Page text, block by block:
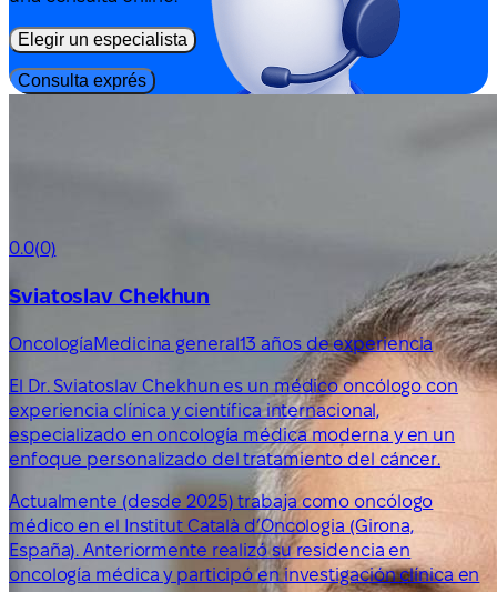
Elegir un especialista
Consulta exprés
0.0(0)
Sviatoslav Chekhun
Oncología Medicina general13 años de experiencia
El Dr. Sviatoslav Chekhun es un médico oncólogo con
experiencia clínica y científica internacional,
especializado en oncología médica moderna y en un
enfoque personalizado del tratamiento del cáncer.
Actualmente (desde 2025) trabaja como oncólogo
médico en el Institut Català d’Oncologia (Girona,
España). Anteriormente realizó su residencia en
oncología médica y participó en investigación clínica en